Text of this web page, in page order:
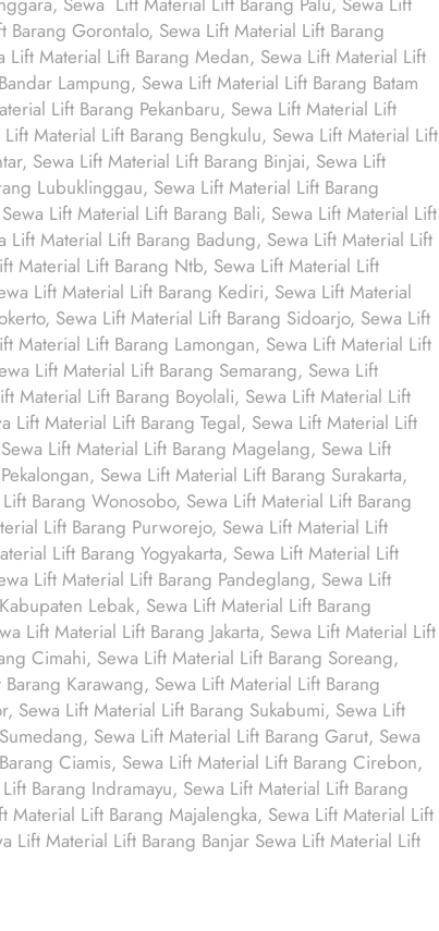
Gorontalo, Sewa Lift Material Lift Barang
Lift Material Lift Barang Medan, Sewa Lift Material Lift
Lampung, Sewa Lift Material Lift Barang Batam
Lift Barang Pekanbaru, Sewa Lift Material Lift
Material Lift Barang Bengkulu, Sewa Lift Material Lift
Sewa Lift Material Lift Barang Binjai, Sewa Lift
Lubuklinggau, Sewa Lift Material Lift Barang
Lift Material Lift Barang Bali, Sewa Lift Material Lift
Lift Material Lift Barang Badung, Sewa Lift Material Lift
Material Lift Barang Ntb, Sewa Lift Material Lift
Lift Material Lift Barang Kediri, Sewa Lift Material
Sewa Lift Material Lift Barang Sidoarjo, Sewa Lift
Material Lift Barang Lamongan, Sewa Lift Material Lift
Lift Material Lift Barang Semarang, Sewa Lift
Material Lift Barang Boyolali, Sewa Lift Material Lift
Lift Material Lift Barang Tegal, Sewa Lift Material Lift
Lift Material Lift Barang Magelang, Sewa Lift
Sewa Lift Material Lift Barang Surakarta,
Barang Wonosobo, Sewa Lift Material Lift Barang
Lift Barang Purworejo, Sewa Lift Material Lift
Lift Barang Yogyakarta, Sewa Lift Material Lift
Lift Material Lift Barang Pandeglang, Sewa Lift
Lebak, Sewa Lift Material Lift Barang
Lift Material Lift Barang Jakarta, Sewa Lift Material Lift
Cimahi, Sewa Lift Material Lift Barang Soreang,
Karawang, Sewa Lift Material Lift Barang
Sewa Lift Material Lift Barang Sukabumi, Sewa Lift
Sewa Lift Material Lift Barang Garut, Sewa
Ciamis, Sewa Lift Material Lift Barang Cirebon,
Barang Indramayu, Sewa Lift Material Lift Barang
Lift Barang Majalengka, Sewa Lift Material Lift
Lift Material Lift Barang Banjar Sewa Lift Material Lift